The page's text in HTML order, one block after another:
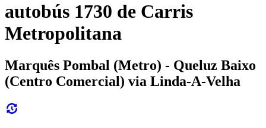
autobús 1730 de Carris
Metropolitana
Marquês Pombal (Metro) - Queluz Baixo
(Centro Comercial) via Linda-A-Velha